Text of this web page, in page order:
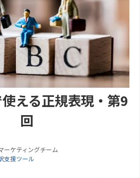
える正規表現・第9
回
ーケティングチーム
支援ツール